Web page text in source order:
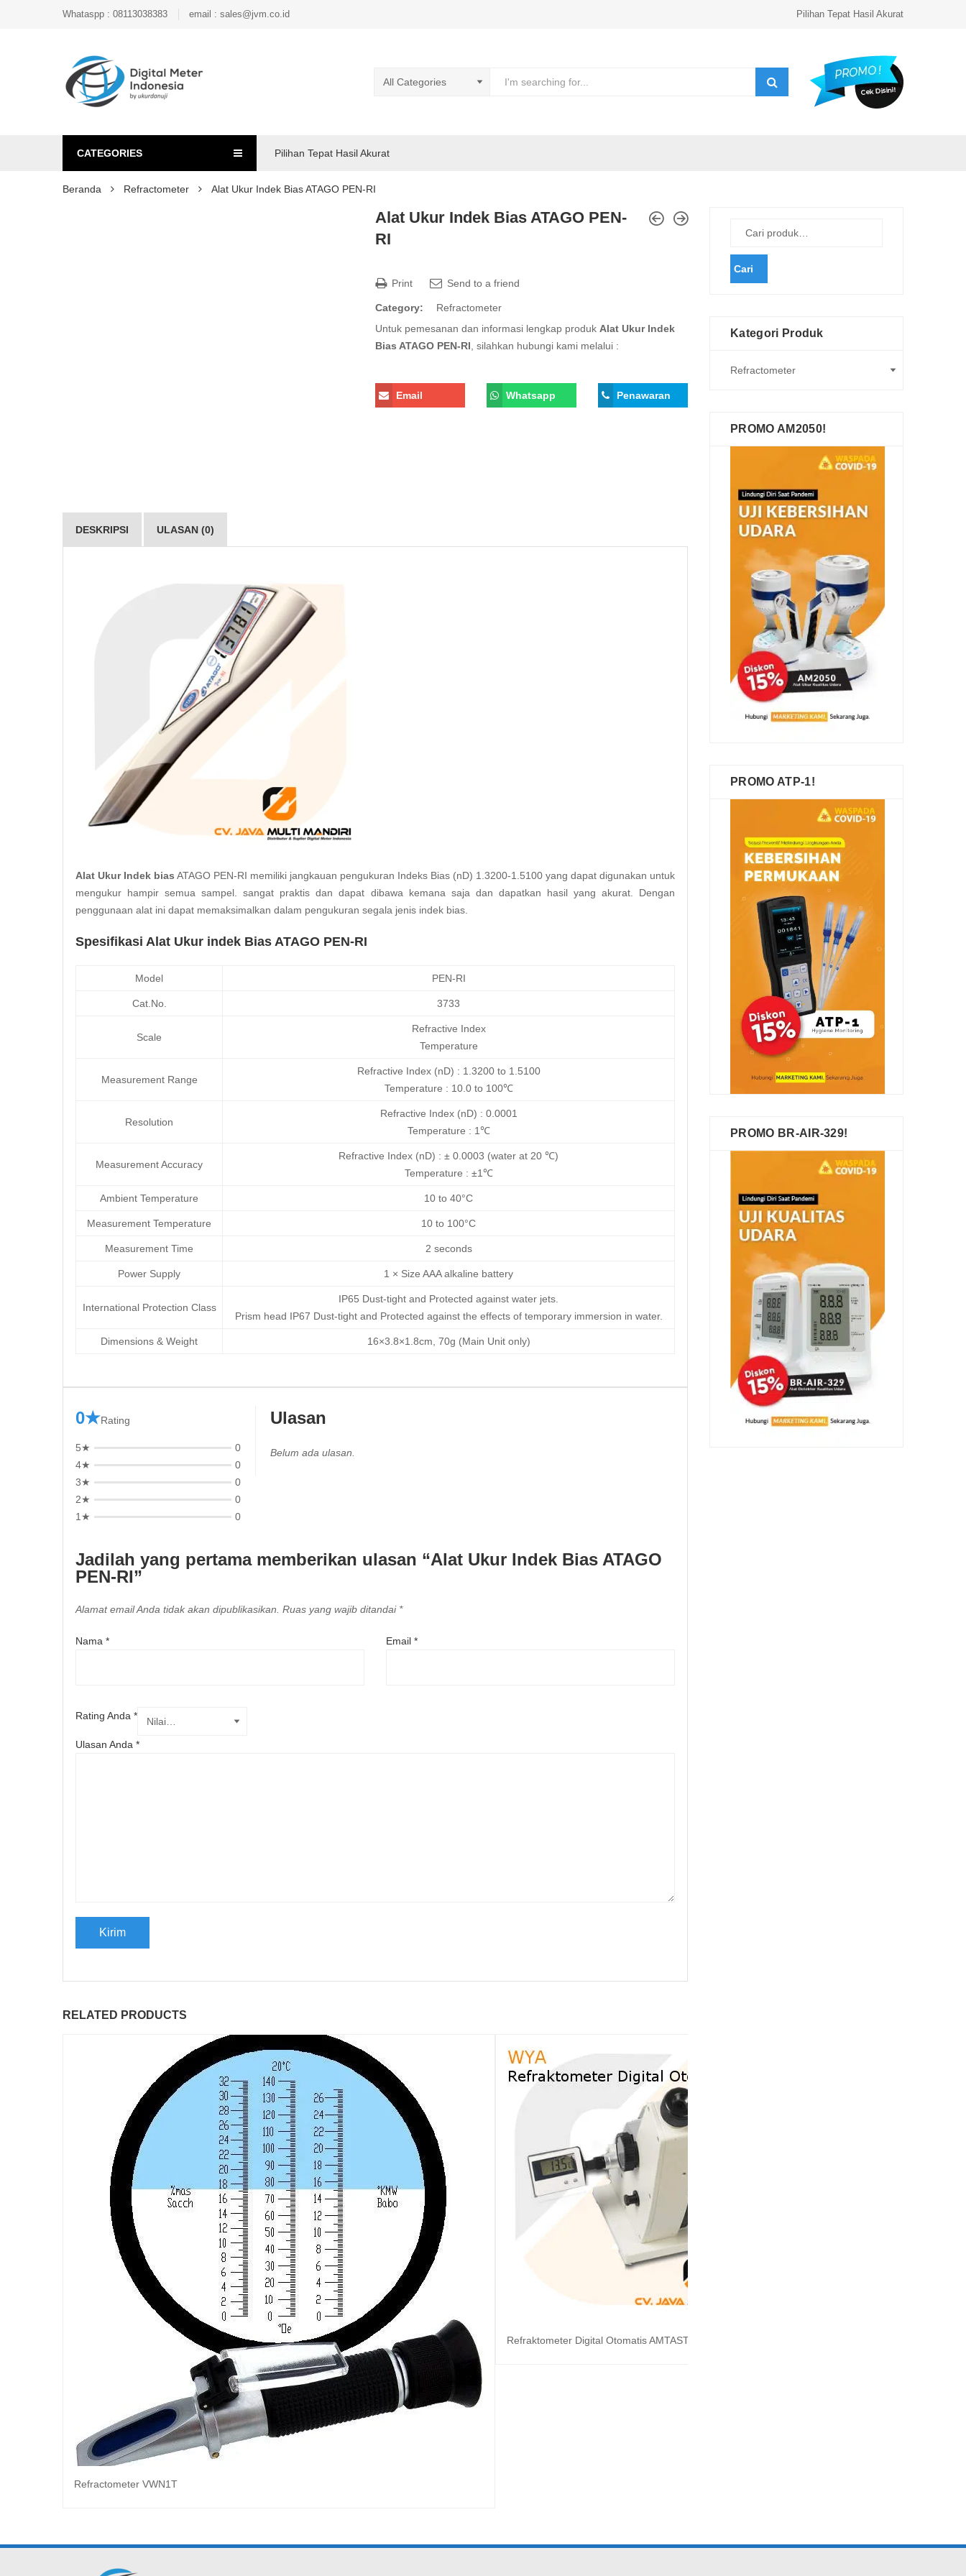
Whataspp : 08113038383 email : sales@jvm.co.id Pilihan Tepat Hasil Akurat
CATEGORIES Pilihan Tepat Hasil Akurat
Beranda Refractometer Alat Ukur Indek Bias ATAGO PEN-RI
Alat Ukur Indek Bias ATAGO PEN-
RI
Print Send to a friend
Category:
Refractometer
Untuk pemesanan dan informasi lengkap produk Alat Ukur Indek
Bias ATAGO PEN-RI , silahkan hubungi kami melalui :
Email Whatsapp Penawaran
DESKRIPSI ULASAN (0)
Alat Ukur Indek bias ATAGO PEN-RI memiliki jangkauan pengukuran Indeks Bias (nD) 1.3200-1.5100 yang dapat digunakan untuk
mengukur hampir semua sampel. sangat praktis dan dapat dibawa kemana saja dan dapatkan hasil yang akurat. Dengan
penggunaan alat ini dapat memaksimalkan dalam pengukuran segala jenis indek bias
Spesifikasi Alat Ukur indek Bias ATAGO PEN-RI
Model PEN-RI
Cat.No. 3733
Scale
Refractive Index
Temperature
Measurement Range
Refractive Index (nD) : 1.3200 to 1.5100
Temperature : 10.0 to 100℃
Resolution
Refractive Index (nD) : 0.0001
Temperature : 1℃
Measurement Accuracy
Refractive Index (nD) : ± 0.0003 (water at 20 ℃)
Temperature : ±1℃
Ambient Temperature 10 to 40°C
Measurement Temperature 10 to 100°C
Measurement Time 2 seconds
Power Supply 1 × Size AAA alkaline battery
International Protection Class
IP65 Dust-tight and Protected against water jets.
Prism head IP67 Dust-tight and Protected against the effects of temporary immersion in water.
Dimensions & Weight 16×3.8×1.8cm, 70g (Main Unit only)
0★Rating
5★
0
4★
0
3★
0
2★
0
1★
0
Ulasan
Belum ada ulasan.
Jadilah yang pertama memberikan ulasan “Alat Ukur Indek Bias ATAGO
PEN-RI”
Alamat email Anda tidak akan dipublikasikan. Ruas yang wajib ditandai *
Nama * Email *
Rating Anda *
Ulasan Anda *
RELATED PRODUCTS
Refractometer VWN1T
Baca selengkapnya
Refraktometer Digital Otomatis AMTAST WYA
Cari
Kategori Produk
PROMO AM2050!
PROMO ATP-1!
PROMO BR-AIR-329!